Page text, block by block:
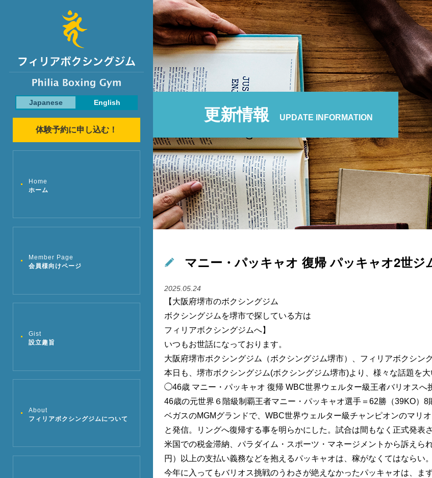
Japanese English
体験予約に申し込む！
Home
ホーム
Member Page
会員様向けページ
Gist
設立趣旨
About
フィリアボクシングジムについて
更新情報 UPDATE INFORMATION
マニー・パッキャオ 復帰 パッキャオ2世ジ
2025.05.24
【大阪府堺市のボクシングジム
ボクシングジムを堺市で探している方は
フィリアボクシングジムへ】
いつもお世話になっております。
大阪府堺市ボクシングジム（ボクシングジム堺市）、フィリアボクシン
本日も、堺市ボクシングジム(ボクシングジム堺市)より、様々な話題を大
◯46歳 マニー・パッキャオ 復帰 WBC世界ウェルター級王者バリオスへ
46歳の元世界６階級制覇王者マニー・パッキャオ選手＝62勝（39KO）
ベガスのMGMグランドで、WBC世界ウェルター級チャンピオンのマリ
と発信。リングへ復帰する事を明らかにした。試合は間もなく正式発表さ
米国での税金滞納、パラダイム・スポーツ・マネージメントから訴え
円）以上の支払い義務などを抱えるパッキャオは、稼がなくてはならい。
今年に入ってもバリオス挑戦のうわさが絶えなかったパッキャオは、